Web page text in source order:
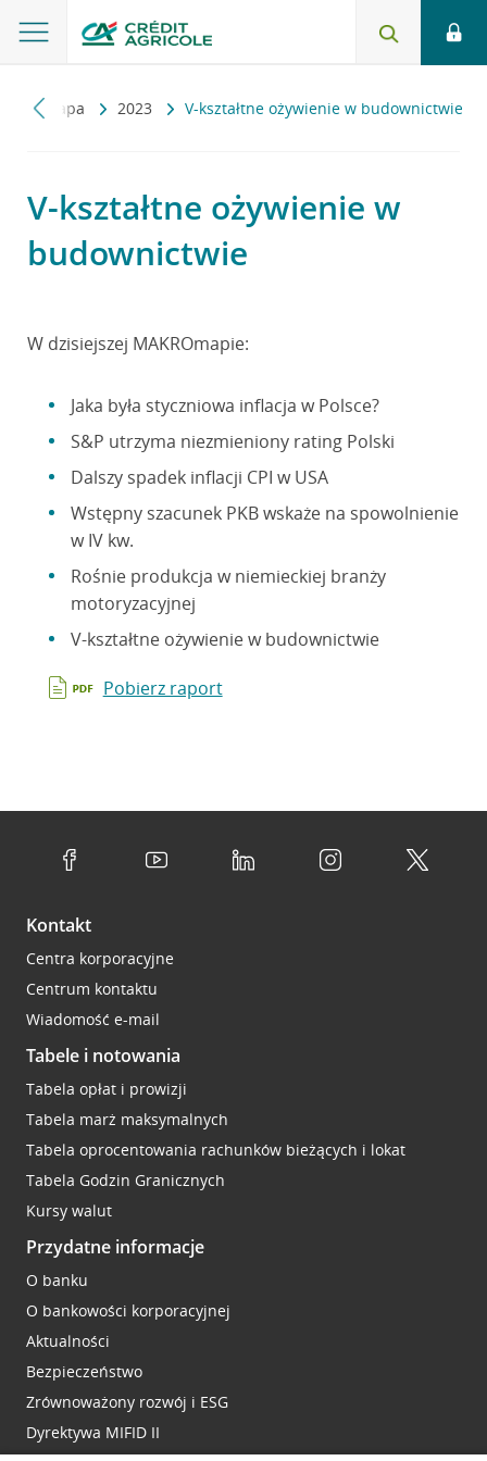
2023 V-kształtne ożywienie w budownictwie
V-kształtne ożywienie w
budownictwie
W dzisiejszej MAKROmapie:
Jaka była styczniowa inflacja w Polsce?
S&P utrzyma niezmieniony rating Polski
Dalszy spadek inflacji CPI w USA
Wstępny szacunek PKB wskaże na spowolnienie
w IV kw.
Rośnie produkcja w niemieckiej branży
motoryzacyjnej
V-kształtne ożywienie w budownictwie
Pobierz raport
Kontakt
Centra korporacyjne
Centrum kontaktu
Wiadomość e-mail
Tabele i notowania
Tabela opłat i prowizji
Tabela marż maksymalnych
Tabela oprocentowania rachunków bieżących i lokat
Tabela Godzin Granicznych
Kursy walut
Przydatne informacje
O banku
O bankowości korporacyjnej
Aktualności
Bezpieczeństwo
Zrównoważony rozwój i ESG
Dyrektywa MIFID II